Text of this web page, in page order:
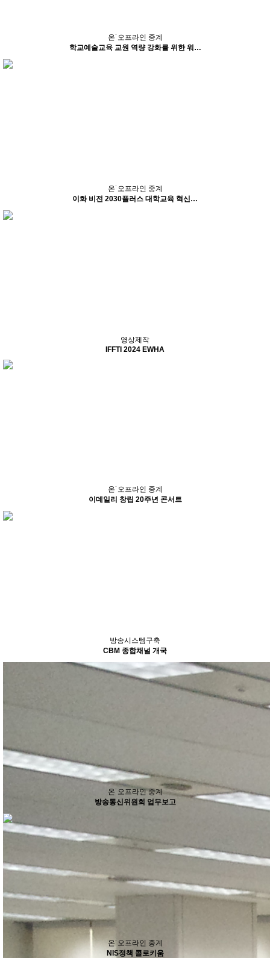
온˙오프라인 중계
학교예술교육 교원 역량 강화를 위한 워…
온˙오프라인 중계
이화 비전 2030플러스 대학교육 혁신…
영상제작
IFFTI 2024 EWHA
온˙오프라인 중계
이데일리 창립 20주년 콘서트
방송시스템구축
CBM 종합채널 개국
온˙오프라인 중계
방송통신위원회 업무보고
온˙오프라인 중계
NIS정책 콜로키움